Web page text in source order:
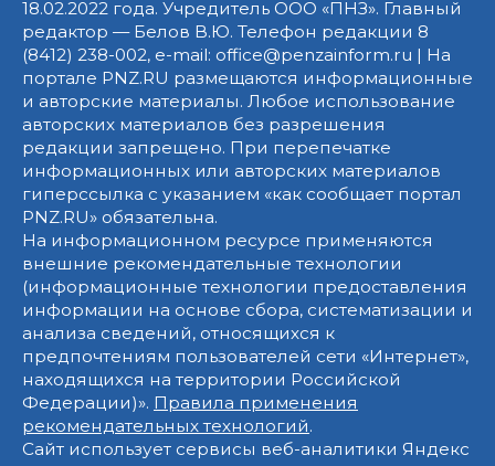
18.02.2022 года. Учредитель ООО «ПНЗ». Главный
редактор — Белов В.Ю. Телефон редакции 8
(8412) 238-002, e-mail: office@penzainform.ru | На
портале PNZ.RU размещаются информационные
и авторские материалы. Любое использование
авторских материалов без разрешения
редакции запрещено. При перепечатке
информационных или авторских материалов
гиперссылка с указанием «как сообщает портал
PNZ.RU» обязательна.
На информационном ресурсе применяются
внешние рекомендательные технологии
(информационные технологии предоставления
информации на основе сбора, систематизации и
анализа сведений, относящихся к
предпочтениям пользователей сети «Интернет»,
находящихся на территории Российской
Федерации)». Правила применения
рекомендательных технологий.
Сайт использует сервисы веб-аналитики Яндекс